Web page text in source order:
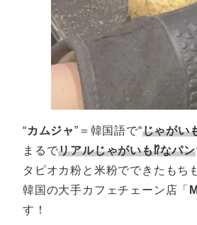
“カムジャ”＝韓国語で“じゃがい
まるでリアルじゃがいも⁉なパン
タピオカ粉と米粉でできたもち
韓国の大手カフェチェーン店「
す！